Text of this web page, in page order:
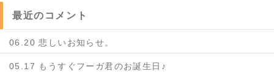
最近のコメント
06.20 悲しいお知らせ。
05.17 もうすぐフーガ君のお誕生日♪